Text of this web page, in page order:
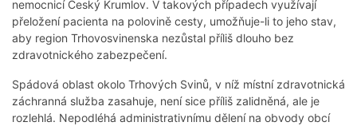
nemocnicí Český Krumlov. V takových případech využívají
přeložení pacienta na polovině cesty, umožňuje-li to jeho stav,
aby region Trhovosvinenska nezůstal příliš dlouho bez
zdravotnického zabezpečení.
Spádová oblast okolo Trhových Svinů, v níž místní zdravotnická
záchranná služba zasahuje, není sice příliš zalidněná, ale je
rozlehlá. Nepodléhá administrativnímu dělení na obvody obcí